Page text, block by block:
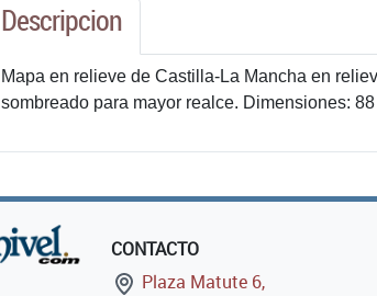
Descripcion
Mapa en relieve de Castilla-La Mancha en
sombreado para mayor realce. Dimensiones: 88
CONTACTO
Plaza Matute 6,